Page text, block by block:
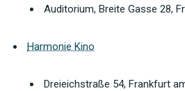
Auditorium, Breite Gasse 28,
Harmonie Kino
Dreieichstraße 54, Frankfurt